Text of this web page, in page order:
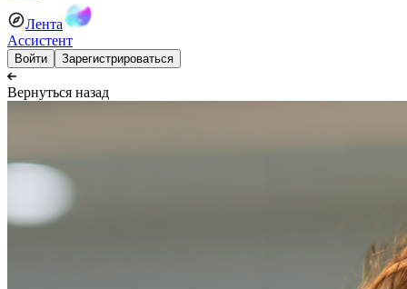
Лента
Ассистент
Войти Зарегистрироваться
Вернуться назад